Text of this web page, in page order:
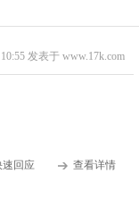
发表于 www.17k.com
速回应 查看详情
精